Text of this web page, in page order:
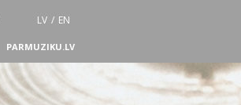
LV / EN
PARMUZIKU.LV